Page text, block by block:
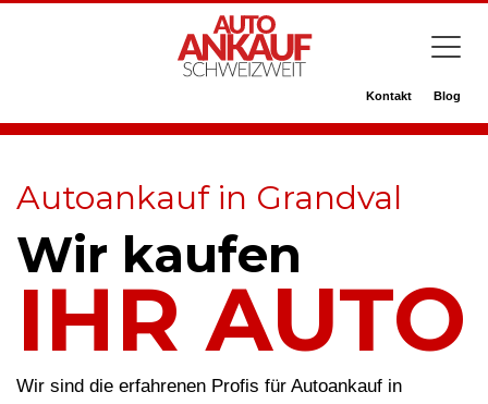
Kontakt Blog
Autoankauf in Grandval
Wir kaufen
IHR AUTO
Wir sind die erfahrenen Profis für Autoankauf in